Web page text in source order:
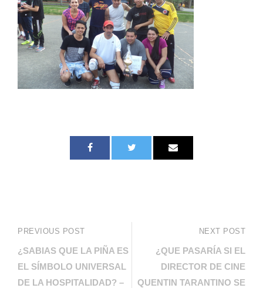
PREVIOUS POST
¿SABIAS QUE LA PIÑA ES
EL SÍMBOLO UNIVERSAL
DE LA HOSPITALIDAD? –
NEXT POST
¿QUE PASARÍA SI EL
DIRECTOR DE CINE
QUENTIN TARANTINO SE